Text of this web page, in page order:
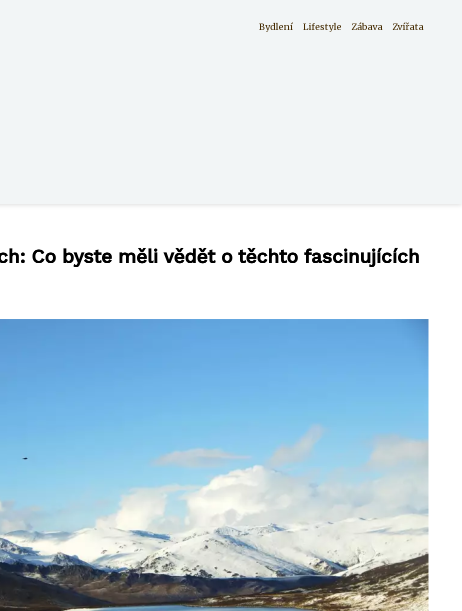
Bydlení Lifestyle Zábava Zvířata
Co byste měli vědět o těchto fascinujících